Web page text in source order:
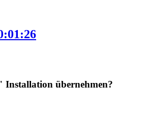
Installation übernehmen?